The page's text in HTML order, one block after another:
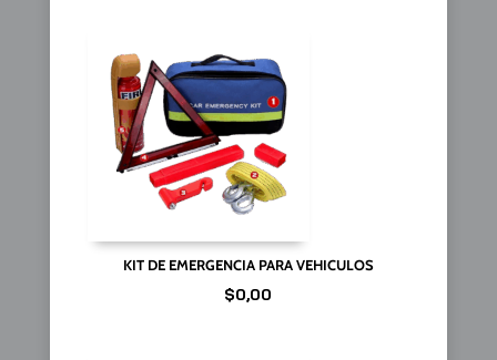
KIT DE EMERGENCIA PARA VEHICULOS
$0,00